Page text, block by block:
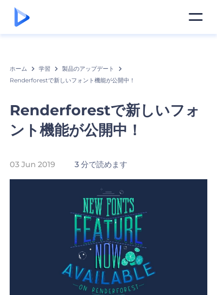
ホーム 学習
製品のアップデート
Renderforestで新しいフォント機能が公開中！
Renderforestで新しいフォ
ント機能が公開中！
03 Jun 2019 3 分で読めます